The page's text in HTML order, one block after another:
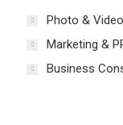
Photo &
Marketing &
Business